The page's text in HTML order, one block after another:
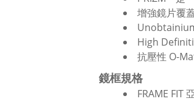
增強鏡片覆
High
抗壓性 O-
鏡框規格
FRAME FIT